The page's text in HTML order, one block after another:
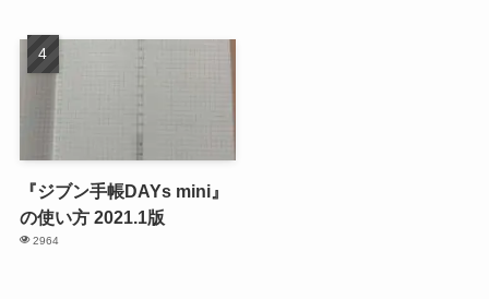
『ジブン手帳DAYs mini』
の使い方 2021.1版
2964